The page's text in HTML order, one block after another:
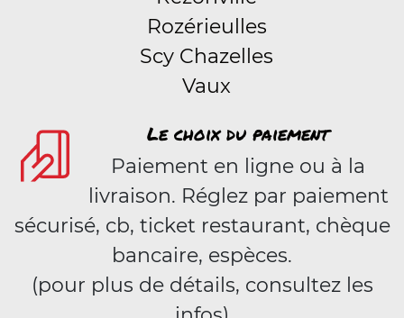
Rozérieulles
Scy Chazelles
Vaux
Le choix du paiement
Paiement en ligne ou à la
livraison. Réglez par paiement
sécurisé, cb, ticket restaurant, chèque
bancaire, espèces.
(pour plus de détails, consultez les